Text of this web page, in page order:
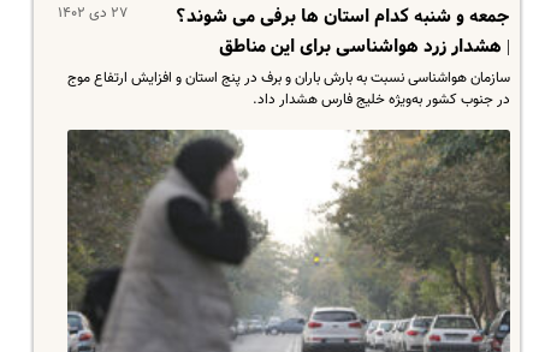
۲۷ دی ۱۴۰۲
جمعه و شنبه کدام استان ها برفی می شوند؟
| هشدار زرد هواشناسی برای این مناطق
سازمان هواشناسی نسبت به بارش باران و برف در پنج استان و افزایش ارتفاع موج
در جنوب کشور به‌ویژه خلیج فارس هشدار داد.